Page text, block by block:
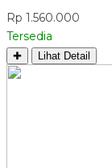
Rp 1.560.000
Tersedia
✚ Lihat Detail